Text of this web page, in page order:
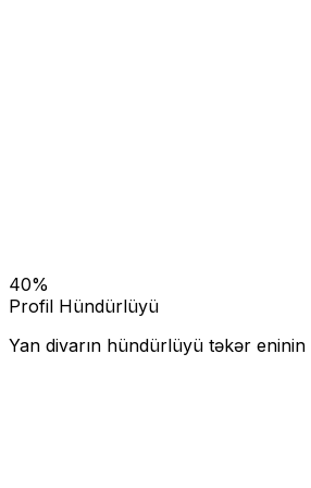
40%
Profil Hündürlüyü
Yan divarın hündürlüyü təkər eninin